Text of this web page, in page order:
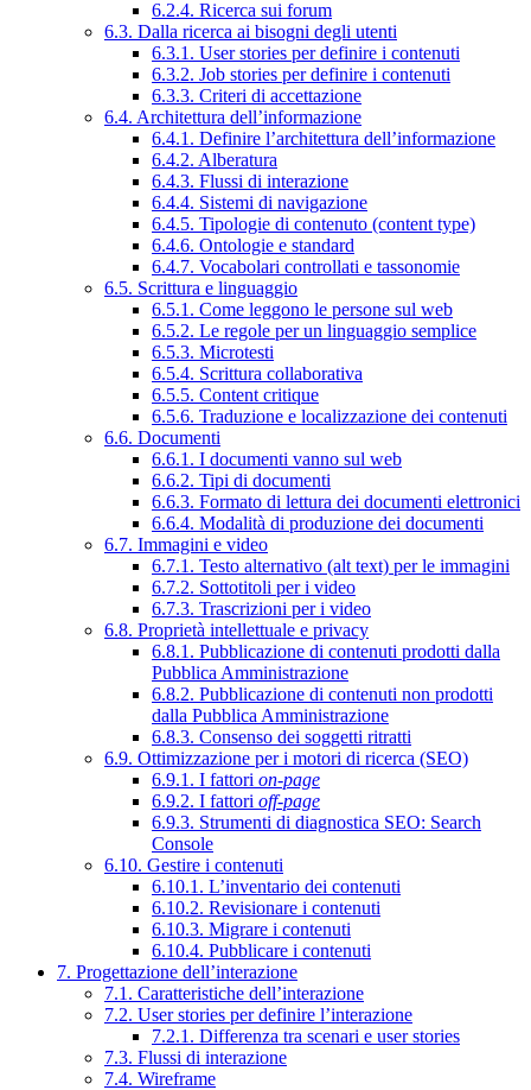
6.2.4. Ricerca sui forum
6.3. Dalla ricerca ai bisogni degli utenti
6.3.1. User stories per definire i contenuti
6.3.2. Job stories per definire i contenuti
6.3.3. Criteri di accettazione
6.4. Architettura dell’informazione
6.4.1. Definire l’architettura dell’informazione
6.4.2. Alberatura
6.4.3. Flussi di interazione
6.4.4. Sistemi di navigazione
6.4.5. Tipologie di contenuto (content type)
6.4.6. Ontologie e standard
6.4.7. Vocabolari controllati e tassonomie
6.5. Scrittura e linguaggio
6.5.1. Come leggono le persone sul web
6.5.2. Le regole per un linguaggio semplice
6.5.3. Microtesti
6.5.4. Scrittura collaborativa
6.5.5. Content critique
6.5.6. Traduzione e localizzazione dei contenuti
6.6. Documenti
6.6.1. I documenti vanno sul web
6.6.2. Tipi di documenti
6.6.3. Formato di lettura dei documenti elettronici
6.6.4. Modalità di produzione dei documenti
6.7. Immagini e video
6.7.1. Testo alternativo (alt text) per le immagini
6.7.2. Sottotitoli per i video
6.7.3. Trascrizioni per i video
6.8. Proprietà intellettuale e privacy
6.8.1. Pubblicazione di contenuti prodotti dalla
Pubblica Amministrazione
6.8.2. Pubblicazione di contenuti non prodotti
dalla Pubblica Amministrazione
6.8.3. Consenso dei soggetti ritratti
6.9. Ottimizzazione per i motori di ricerca (SEO)
6.9.1. I fattori on-page
6.9.2. I fattori off-page
6.9.3. Strumenti di diagnostica SEO: Search
Console
6.10. Gestire i contenuti
6.10.1. L’inventario dei contenuti
6.10.2. Revisionare i contenuti
6.10.3. Migrare i contenuti
6.10.4. Pubblicare i contenuti
7. Progettazione dell’interazione
7.1. Caratteristiche dell’interazione
7.2. User stories per definire l’interazione
7.2.1. Differenza tra scenari e user stories
7.3. Flussi di interazione
7.4. Wireframe